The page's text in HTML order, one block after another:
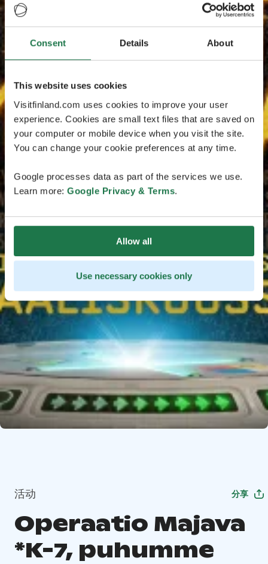
Consent Details About
This website uses cookies
Visitfinland.com uses cookies to improve your user
experience. Cookies are small text files that are saved on
your computer or mobile device when you visit the site.
You can change your cookie preferences at any time.
Google processes data as part of the services we use.
Learn more: Google Privacy & Terms.
Allow all
Use necessary cookies only
活动 分享
Operaatio Majava
*K-7, puhumme